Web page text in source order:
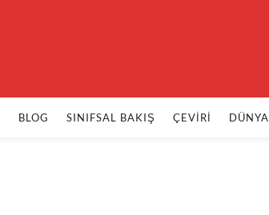
BLOG SINIFSAL BAKIŞ ÇEVIRI DÜNYA